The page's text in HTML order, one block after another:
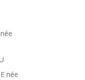
née